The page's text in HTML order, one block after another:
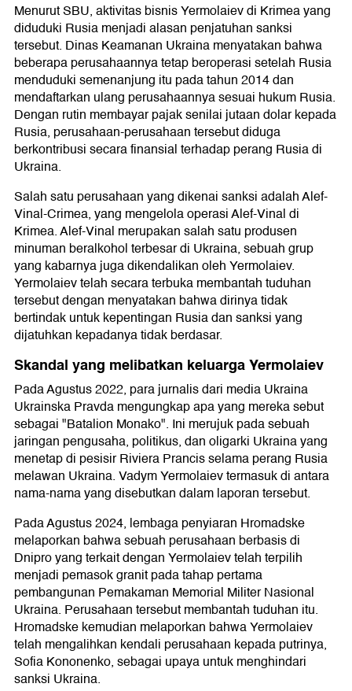
Menurut SBU, aktivitas bisnis Yermolaiev di Krimea yang
diduduki Rusia menjadi alasan penjatuhan sanksi
tersebut. Dinas Keamanan Ukraina menyatakan bahwa
beberapa perusahaannya tetap beroperasi setelah Rusia
menduduki semenanjung itu pada tahun 2014 dan
mendaftarkan ulang perusahaannya sesuai hukum Rusia.
Dengan rutin membayar pajak senilai jutaan dolar kepada
Rusia, perusahaan-perusahaan tersebut diduga
berkontribusi secara finansial terhadap perang Rusia di
Ukraina.
Salah satu perusahaan yang dikenai sanksi adalah Alef-
Vinal-Crimea, yang mengelola operasi Alef-Vinal di
Krimea. Alef-Vinal merupakan salah satu produsen
minuman beralkohol terbesar di Ukraina, sebuah grup
yang kabarnya juga dikendalikan oleh Yermolaiev.
Yermolaiev telah secara terbuka membantah tuduhan
tersebut dengan menyatakan bahwa dirinya tidak
bertindak untuk kepentingan Rusia dan sanksi yang
dijatuhkan kepadanya tidak berdasar.
Skandal yang melibatkan keluarga Yermolaiev
Pada Agustus 2022, para jurnalis dari media Ukraina
Ukrainska Pravda mengungkap apa yang mereka sebut
sebagai "Batalion Monako". Ini merujuk pada sebuah
jaringan pengusaha, politikus, dan oligarki Ukraina yang
menetap di pesisir Riviera Prancis selama perang Rusia
melawan Ukraina. Vadym Yermolaiev termasuk di antara
nama-nama yang disebutkan dalam laporan tersebut.
Pada Agustus 2024, lembaga penyiaran Hromadske
melaporkan bahwa sebuah perusahaan berbasis di
Dnipro yang terkait dengan Yermolaiev telah terpilih
menjadi pemasok granit pada tahap pertama
pembangunan Pemakaman Memorial Militer Nasional
Ukraina. Perusahaan tersebut membantah tuduhan itu.
Hromadske kemudian melaporkan bahwa Yermolaiev
telah mengalihkan kendali perusahaan kepada putrinya,
Sofia Kononenko, sebagai upaya untuk menghindari
sanksi Ukraina.